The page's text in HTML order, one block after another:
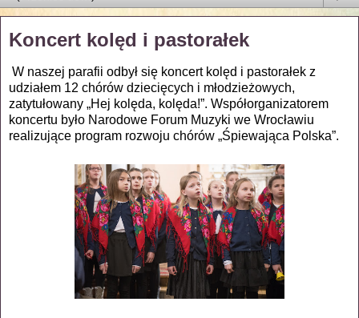
Koncert kolęd i pastorałek
W naszej parafii odbył się koncert kolęd i pastorałek z
udziałem 12 chórów dziecięcych i młodzieżowych,
zatytułowany „Hej kolęda, kolęda!”. Współorganizatorem
koncertu było Narodowe Forum Muzyki we Wrocławiu
realizujące program rozwoju chórów „Śpiewająca Polska”.